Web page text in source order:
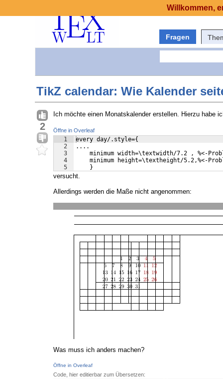
Fragen
TikZ calendar: Wie Kalender
2
Ich möchte einen Monatskalender erstellen. Hierzu habe
Öffne in Overleaf
1
2
3
4
5
every day/.style={
....
minimum width=\textwidth/7.2 , %<-
minimum height=\textheight/5.2,%<-
    }
versucht.
Allerdings werden die Maße nicht angenommen:
Was muss ich anders machen?
Öffne in Overleaf
Code, hier editierbar zum Übersetzen:
Willkommen,